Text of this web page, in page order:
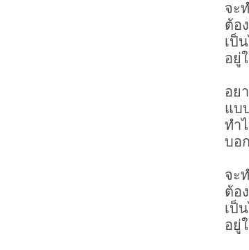
จะ
ต้อ
เป็
อยู่
อย
แบ
ทำ
บอ
จะ
ต้อ
เป็
อยู่